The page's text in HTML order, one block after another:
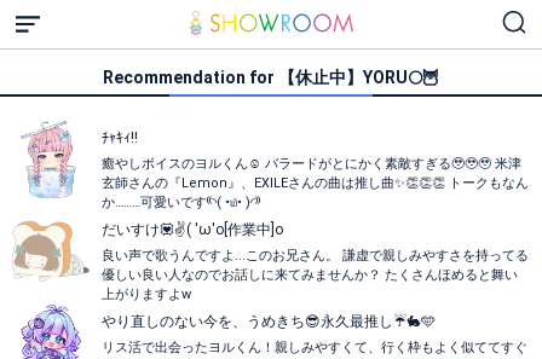
Recommendation for 【休止中】YORU🌕🦉
ﾁｬｷｨ!!
癒やしボイスのヨルくん☺️ バラードがとにかく素敵すぎる🥹🥹🥹 米津
玄師さんの『Lemon』、EXILEさんの曲は推し曲✨👏👏👏 トークもなん
か………可愛いです⁽⁠⁽⁠◝⁠(⁠ ⁠•⁠௰⁠•⁠ ⁠)⁠◜⁠⁾⁠⁾
だいすけ💟✌️( 'ω'o[作業中]o
良い声で歌うんですよ...このお兄さん。 謙虚で親しみやすさを持ってる
優しい良い人なのでお話しに来てみませんか？ たくさんほめると舞い
上がりますよw
やり直しのない今を、うめきち😎永久最推し☔️🐇🩵
リス活で出会ったヨルくん！親しみやすくて、行く枠もよく似ててすぐ